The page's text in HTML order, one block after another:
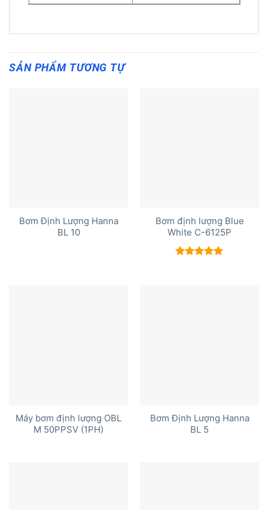
SẢN PHẨM TƯƠNG TỰ
Bơm Định Lượng Hanna
BL 10
Bơm định lượng Blue
White C-6125P
Máy bơm định lượng OBL
M 50PPSV (1PH)
Bơm Định Lượng Hanna
BL 5